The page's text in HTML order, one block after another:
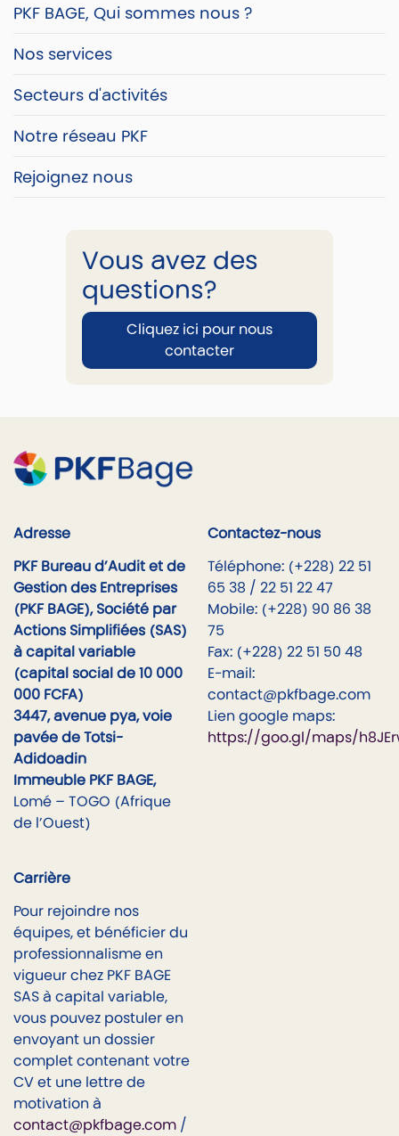
PKF BAGE, Qui sommes nous ?
Nos services
Secteurs d'activités
Notre réseau PKF
Rejoignez nous
Vous avez des
questions?
Cliquez ici pour nous
contacter
Adresse
PKF Bureau d’Audit et de
Gestion des Entreprises
(PKF BAGE), Société par
Actions Simplifiées (SAS)
à capital variable
(capital social de 10 000
000 FCFA)
3447, avenue pya, voie
pavée de Totsi-
Adidoadin
Immeuble PKF BAGE,
Lomé – TOGO (Afrique
de l’Ouest)
Contactez-nous
Téléphone: (+228) 22 51
65 38 / 22 51 22 47
Mobile: (+228) 90 86 38
75
Fax: (+228) 22 51 50 48
E-mail:
contact@pkfbage.com
Lien google maps:
https://goo.gl/maps/
Carrière
Pour rejoindre nos
équipes, et bénéficier du
professionnalisme en
vigueur chez PKF BAGE
SAS à capital variable,
vous pouvez postuler en
envoyant un dossier
complet contenant votre
CV et une lettre de
motivation à
contact@pkfbage.com /